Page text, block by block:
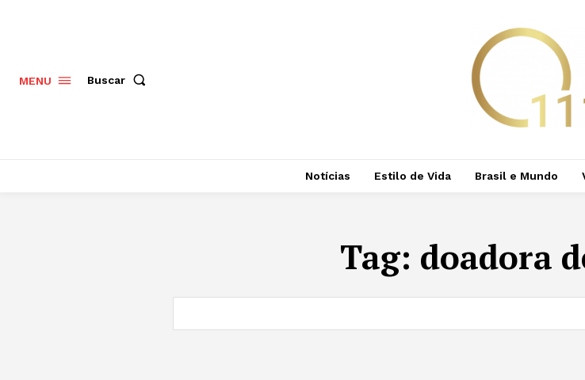
MENU Buscar
Notícias Estilo de Vida Brasil e Mundo
Tag: doadora